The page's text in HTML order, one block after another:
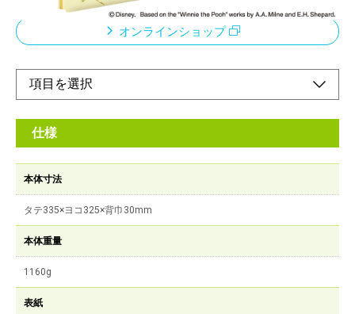
オンラインショップ
仕様
本体寸法
タテ335×ヨコ325×背巾30mm
本体重量
1160g
表紙